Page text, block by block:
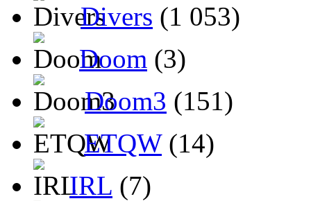
Divers (1 053)
Doom (3)
Doom3 (151)
ETQW(14)
IRL (7)